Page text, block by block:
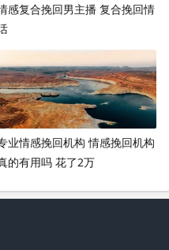
感复合挽回男主播 复合挽回情
业情感挽回机构 情感挽回机构
的有用吗 花了2万